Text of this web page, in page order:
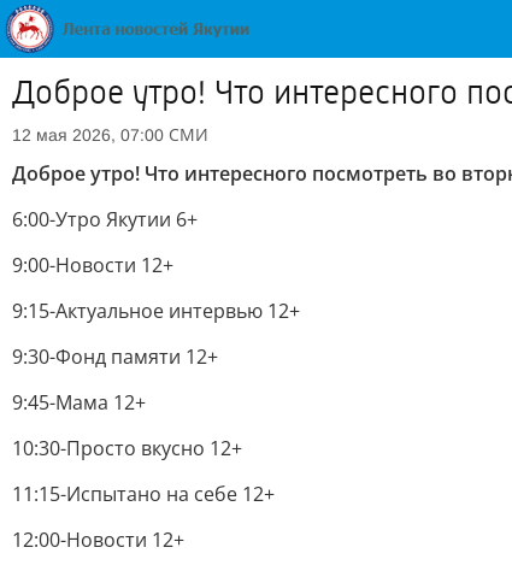
Доброе утро! Что интересного
12 мая 2026, 07:00 СМИ
Доброе утро! Что интересного посмотреть во
6:00-Утро Якутии 6+
9:00-Новости 12+
9:15-Актуальное интервью 12+
9:30-Фонд памяти 12+
9:45-Мама 12+
10:30-Просто вкусно 12+
11:15-Испытано на себе 12+
12:00-Новости 12+